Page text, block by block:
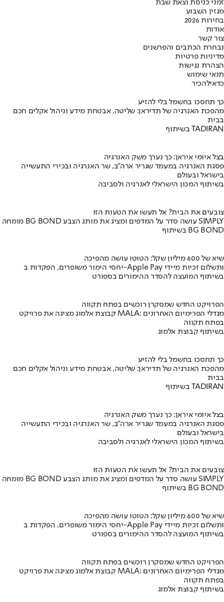
זמני כניסת וצאת שבת
מגזין השבוע
בחירות 2026
אודות
צור קשר
נבחרת הכתבים והפרשנים
מדיניות פרטיות
הצהרת נגישות
תנאי שימוש
כדאילהכיר
כך תחסכו בחשמל בלי להזיע
מהפכת האנרגיה של תדיראן: שליטה, אבטחת מידע וניהול אקלים חכם
בבית
בשיתוף TADIRAN
בצל איומי איראן: כך נערך משק האנרגיה
פסגת האנרגיה במעמד שגריר ארה"ב, שר האנרגיה ובכירי התעשייה
בישראל ובעולם
בשיתוף המכון הישראלי לאנרגיה ולסביבה
צובעים את הבית? אל תעשו את הטעות הזו
מומחה BG BOND עושה סדר על המדפים ומציג את מותג הצבע SIMPLY
בשיתוף BG BOND
שיא של 600 מיליון שקל: הטוטו עושה מהפיכה
יחסי הימור משופרים, הפקדות ב-Apple Pay ותשלום זכיות מיידי
בשיתוף המועצה להסדר ההימורים בספורט
הפרויקט החדש שמסקרן רוכשים בפתח תקווה
קבוצת אלמוג מציגה את פרויקט MALA: מגדלי הפרימיום האחרונים
בפתח תקווה
בשיתוף קבוצת אלמוג
כך תחסכו בחשמל בלי להזיע
מהפכת האנרגיה של תדיראן: שליטה, אבטחת מידע וניהול אקלים חכם
בבית
בשיתוף TADIRAN
בצל איומי איראן: כך נערך משק האנרגיה
פסגת האנרגיה במעמד שגריר ארה"ב, שר האנרגיה ובכירי התעשייה
בישראל ובעולם
בשיתוף המכון הישראלי לאנרגיה ולסביבה
צובעים את הבית? אל תעשו את הטעות הזו
מומחה BG BOND עושה סדר על המדפים ומציג את מותג הצבע SIMPLY
בשיתוף BG BOND
שיא של 600 מיליון שקל: הטוטו עושה מהפיכה
יחסי הימור משופרים, הפקדות ב-Apple Pay ותשלום זכיות מיידי
בשיתוף המועצה להסדר ההימורים בספורט
הפרויקט החדש שמסקרן רוכשים בפתח תקווה
קבוצת אלמוג מציגה את פרויקט MALA: מגדלי הפרימיום האחרונים
בפתח תקווה
בשיתוף קבוצת אלמוג